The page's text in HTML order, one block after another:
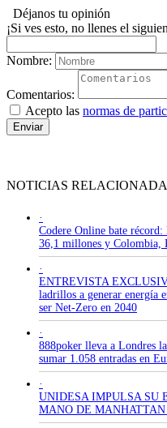
Déjanos tu opinión
¡Si ves esto, no llenes el
Nombre:
Comentarios:
Acepto las normas de
Enviar
NOTICIAS
·
Codere Online bate
36,1 millones y Colombia,
·
ENTREVISTA
ladrillos a generar energía
ser Net-Zero en 2040
·
888poker lleva a Londres
sumar 1.058 entradas en
·
UNIDESA IMPULSA SU
MANO DE